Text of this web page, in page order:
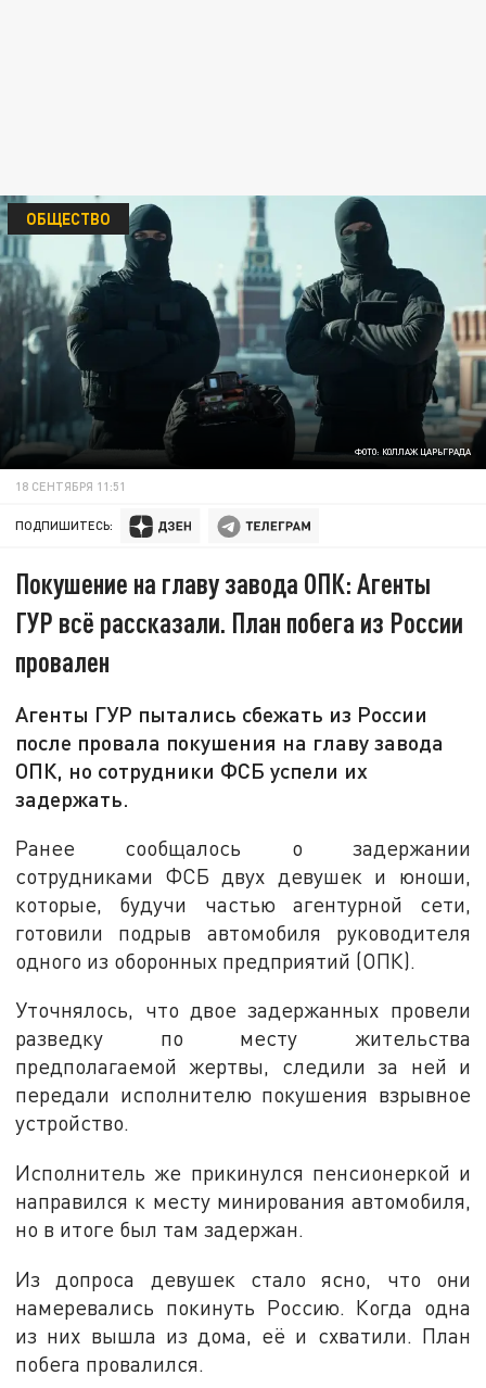
ФОТО: КОЛЛАЖ ЦАРЬГРАДА
ОБЩЕСТВО
18 СЕНТЯБРЯ 11:51
ПОДПИШИТЕСЬ:
Покушение на главу завода ОПК: Агенты
ГУР всё рассказали. План побега из России
провален
Агенты ГУР пытались сбежать из России
после провала покушения на главу завода
ОПК, но сотрудники ФСБ успели их
задержать.
Ранее сообщалось о задержании
сотрудниками ФСБ двух девушек и юноши,
которые, будучи частью агентурной сети,
готовили подрыв автомобиля руководителя
одного из оборонных предприятий (ОПК).
Уточнялось, что двое задержанных провели
разведку по месту жительства
предполагаемой жертвы, следили за ней и
передали исполнителю покушения взрывное
устройство.
Исполнитель же прикинулся пенсионеркой и
направился к месту минирования автомобиля,
но в итоге был там задержан.
Из допроса девушек стало ясно, что они
намеревались покинуть Россию. Когда одна
из них вышла из дома, её и схватили. План
побега провалился.